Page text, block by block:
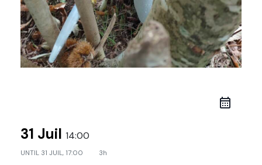
31 Juil 14:00
UNTIL 31 JUIL, 17:00 3h